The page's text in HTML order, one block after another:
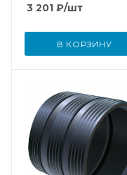
3 201 ₽/шт
В КОРЗИНУ